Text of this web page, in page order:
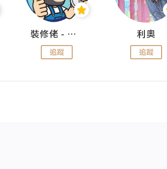
裝修佬 - 香港一站式網上裝修平台
追蹤
利奧
追蹤